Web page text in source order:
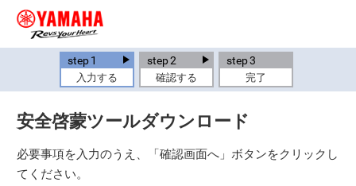
step1
入力する
step2
確認する
step3
完了
安全啓蒙ツールダウンロード
必要事項を入力のうえ、「確認画面へ」ボタンをクリックし
てください。